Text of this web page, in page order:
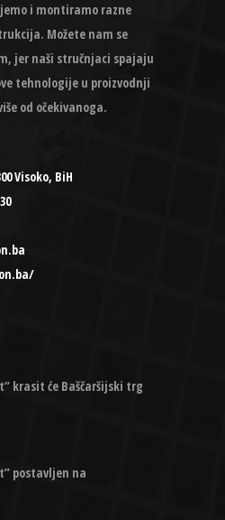
i montiramo razne
Možete nam se
jer naši stručnjaci spajaju
tehnologije u proizvodnji
od očekivanoga.
Visoko, BiH
krasit će Baščaršijski trg
postavljen na